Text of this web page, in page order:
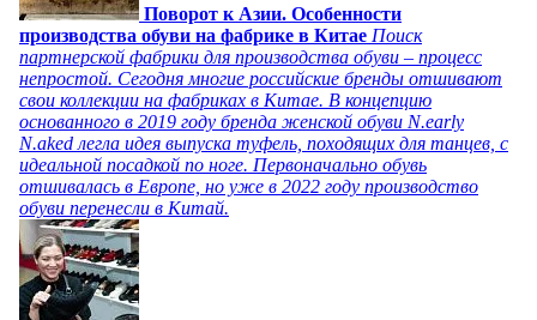
Поворот к Азии. Особенности
производства обуви на фабрике в Китае Поиск
партнерской фабрики для производства обуви – процесс
непростой. Сегодня многие российские бренды отшивают
свои коллекции на фабриках в Китае. В концепцию
основанного в 2019 году бренда женской обуви N.early
N.aked легла идея выпуска туфель, походящих для танцев, с
идеальной посадкой по ноге. Первоначально обувь
отшивалась в Европе, но уже в 2022 году производство
обуви перенесли в Китай.